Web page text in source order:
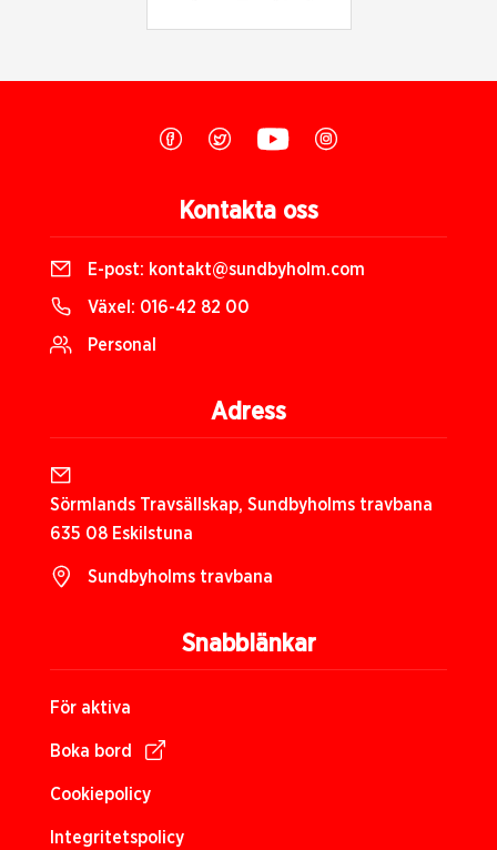
Snabblänkar
För aktiva
Boka bord
Cookiepolicy
Integritetspolicy
Kontakta oss
E-post: kontakt@sundbyholm.com
Växel: 016-42 82 00
Personal
Adress
Sörmlands Travsällskap, Sundbyholms travbana
635 08 Eskilstuna
Sundbyholms travbana